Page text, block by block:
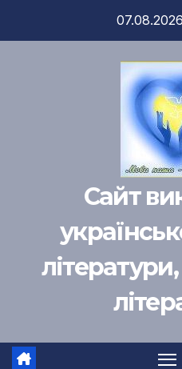
07.08.2026
Сайт